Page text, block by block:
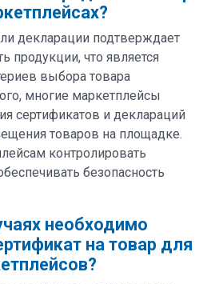
декларации подтверждает
продукции, что является
выбора товара
многие маркетплейсы
сертификатов и деклараций
товаров на площадке.
контролировать
безопасность
необходимо
на товар для